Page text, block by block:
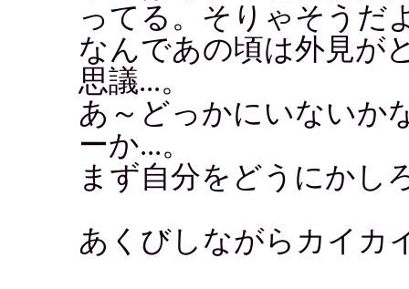
ってる。そりゃそうだ
なんであの頃は外見が
思議...。
あ～どっかにいないか
ーか...。
まず自分をどうにかし
あくびしながらカイカ